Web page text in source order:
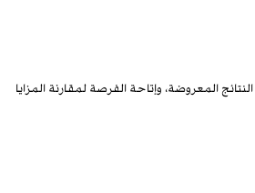
المعروضة، وإتاحة الفرصة لمقارنة المزايا